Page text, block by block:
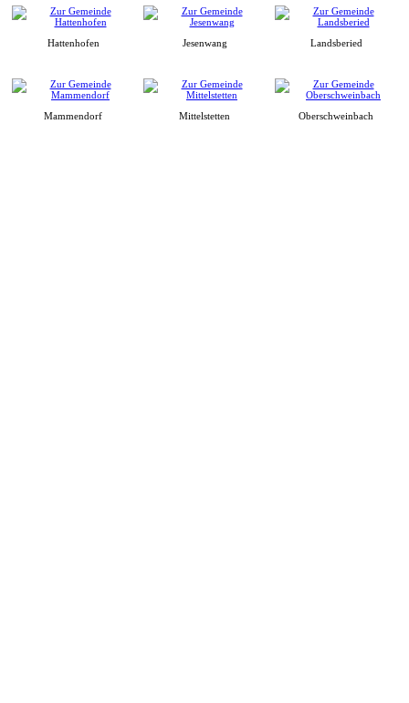
Hattenhofen Jesenwang Landsberied
Mammendorf Mittelstetten Oberschweinbach